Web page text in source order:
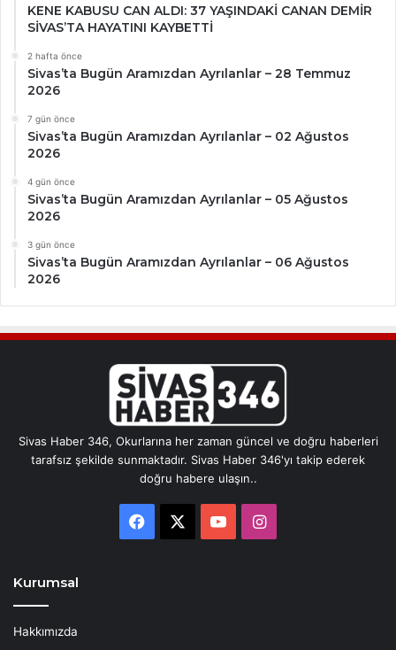
KENE KABUSU CAN ALDI: 37 YAŞINDAKİ CANAN DEMİR
SİVAS’TA HAYATINI KAYBETTİ
2 hafta önce
Sivas’ta Bugün Aramızdan Ayrılanlar – 28 Temmuz
2026
7 gün önce
Sivas’ta Bugün Aramızdan Ayrılanlar – 02 Ağustos
2026
4 gün önce
Sivas’ta Bugün Aramızdan Ayrılanlar – 05 Ağustos
2026
3 gün önce
Sivas’ta Bugün Aramızdan Ayrılanlar – 06 Ağustos
2026
Sivas Haber 346, Okurlarına her zaman güncel ve doğru haberleri
tarafsız şekilde sunmaktadır. Sivas Haber 346'yı takip ederek
doğru habere ulaşın..
Facebook YouTubeInstagram
Kurumsal
Hakkımızda